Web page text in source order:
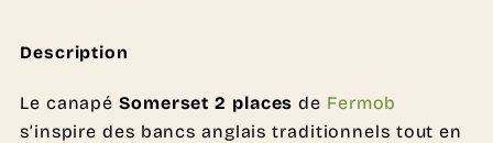
Description
Le canapé Somerset 2 places de Fermob
s’inspire des bancs anglais traditionnels tout en